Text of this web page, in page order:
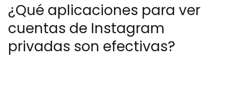
¿Qué aplicaciones para ver
cuentas de Instagram
privadas son efectivas?